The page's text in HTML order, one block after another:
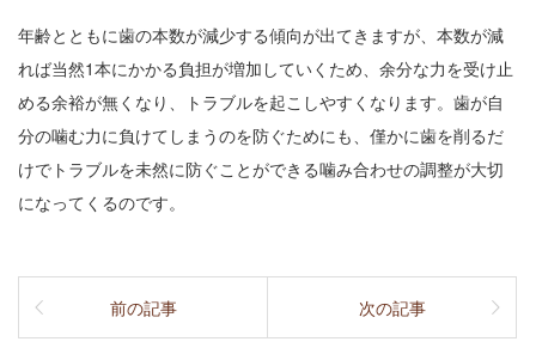
年齢とともに歯の本数が減少する傾向が出てきますが、本数が減
れば当然1本にかかる負担が増加していくため、余分な力を受け止
める余裕が無くなり、トラブルを起こしやすくなります。歯が自
分の噛む力に負けてしまうのを防ぐためにも、僅かに歯を削るだ
けでトラブルを未然に防ぐことができる噛み合わせの調整が大切
になってくるのです。
前の記事 次の記事